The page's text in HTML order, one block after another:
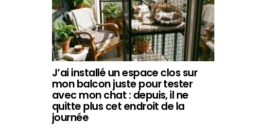
J’ai installé un espace clos sur
mon balcon juste pour tester
avec mon chat : depuis, il ne
quitte plus cet endroit de la
journée